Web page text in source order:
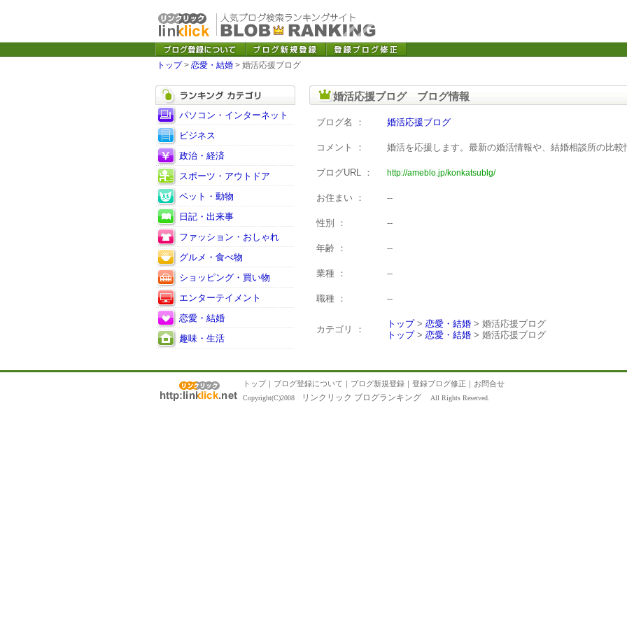
トップ> 恋愛・結婚 > 婚活応援ブログ
パソコン・インターネット
ビジネス
政治・経済
スポーツ・アウトドア
ペット・動物
日記・出来事
ファッション・おしゃれ
グルメ・食べ物
ショッピング・買い物
エンターテイメント
恋愛・結婚
趣味・生活
婚活応援ブログ ブログ情報
ブログ名 ： 婚活応援ブログ
コメント ： 婚活を応援します。最新の婚活情報や、結婚相談所の比較
ブログURL ： http://ameblo.jp/konkatsublg/
お住まい ： --
性別 ： --
年齢 ： --
業種 ： --
職種 ： --
カテゴリ ：
トップ> 恋愛・結婚 > 婚活応援ブログ
トップ> 恋愛・結婚 > 婚活応援ブログ
トップ｜ ブログ登録について ｜ ブログ新規登録 ｜ 登録ブログ修正 ｜ お問合せ
Copyright(C)2008 リンクリック ブログランキング All Rights Reserved.